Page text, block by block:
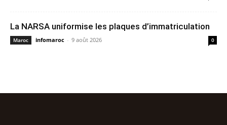
La NARSA uniformise les plaques d’immatriculation
Maroc infomaroc - 9 août 2026 0